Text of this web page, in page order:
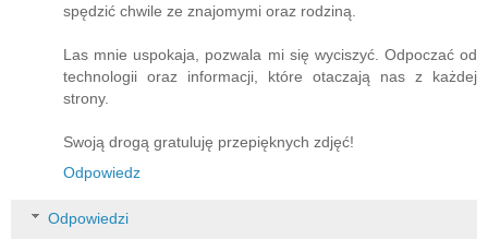
spędzić chwile ze znajomymi oraz rodziną.
Las mnie uspokaja, pozwala mi się wyciszyć. Odpoczać od
technologii oraz informacji, które otaczają nas z każdej
strony.
Swoją drogą gratuluję przepięknych zdjęć!
Odpowiedz
Odpowiedzi